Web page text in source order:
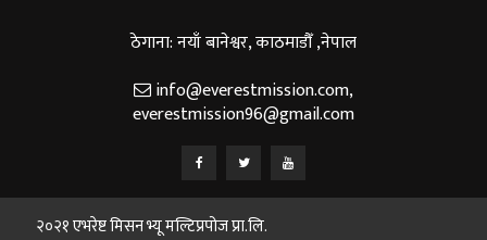
ठेगाना: नयाँ बानेश्वर, काठमाडौँ ,नेपाल
info@everestmission.com,
everestmission96@gmail.com
२०२१ एभरेष्ट मिसन भ्यू मल्टिप्रपोज प्रा.लि.